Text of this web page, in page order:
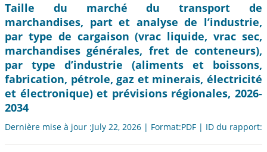
Taille du marché du transport de
marchandises, part et analyse de l’industrie,
par type de cargaison (vrac liquide, vrac sec,
marchandises générales, fret de conteneurs),
par type d’industrie (aliments et boissons,
fabrication, pétrole, gaz et minerais, électricité
et électronique) et prévisions régionales, 2026-
2034
Dernière mise à jour :July 22, 2026 | Format:PDF | ID du rapport: